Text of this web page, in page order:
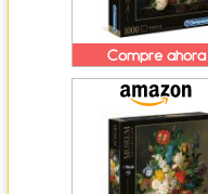
Compre ahora